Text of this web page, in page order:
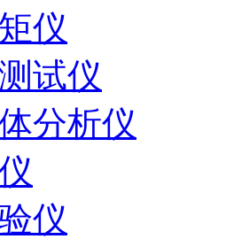
仪
试仪
分析仪
仪